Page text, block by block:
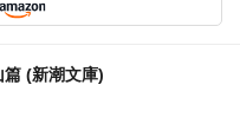
(新潮文庫)